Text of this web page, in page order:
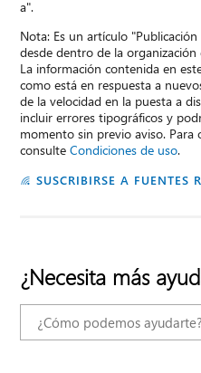
a".
Nota: Es un artículo
desde dentro de la
La información contenida en
como está en respuesta a
de la velocidad en la puesta a
incluir errores tipográficos y
momento sin previo aviso.
consulteCondiciones de uso.
SUSCRIBIRSE A FUENTES
¿Necesita más